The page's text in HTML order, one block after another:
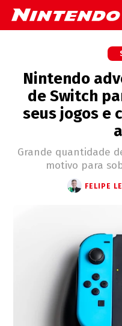
Nintendo
de Switch
seus jogos e
Grande quantidade
motivo para
FELIPE